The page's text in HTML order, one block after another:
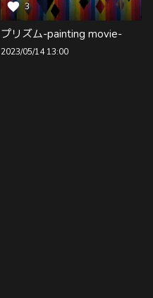
3
プリズム-painting movie-
2023/05/14 13:00